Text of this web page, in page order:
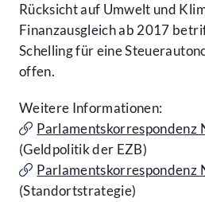
Rücksicht auf Umwelt und
Finanzausgleich ab 2017
Schelling für eine
offen.
Weitere Informationen:
Parlamentskorrespondenz
(Geldpolitik der EZB)
Parlamentskorrespondenz
(Standortstrategie)